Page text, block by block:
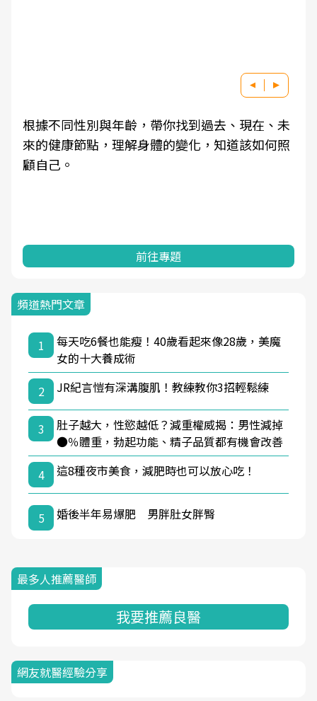
根據不同性別與年齡，帶你找到過去、現在、未
來的健康節點，理解身體的變化，知道該如何照
顧自己。
前往專題
頻道熱門文章
1
每天吃6餐也能瘦！40歲看起來像28歲，美魔
女的十大養成術
2
JR紀言愷有深溝腹肌！教練教你3招輕鬆練
3
肚子越大，性慾越低？減重權威揭：男性減掉
●％體重，勃起功能、精子品質都有機會改善
4
這8種夜市美食，減肥時也可以放心吃！
5 婚後半年易爆肥 男胖肚女胖臀
最多人推薦醫師
我要推薦良醫
網友就醫經驗分享